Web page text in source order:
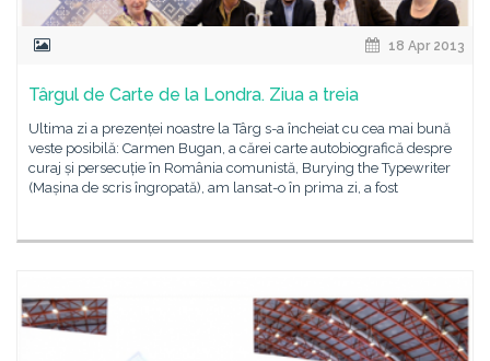
18 Apr 2013
Târgul de Carte de la Londra. Ziua a treia
Ultima zi a prezenței noastre la Târg s-a încheiat cu cea mai bună
veste posibilă: Carmen Bugan, a cărei carte autobiografică despre
curaj și persecuție în România comunistă, Burying the Typewriter
(Mașina de scris îngropată), am lansat-o în prima zi, a fost